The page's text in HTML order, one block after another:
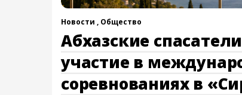
Новости , Общество
Абхазские
участие в
соревнованиях в